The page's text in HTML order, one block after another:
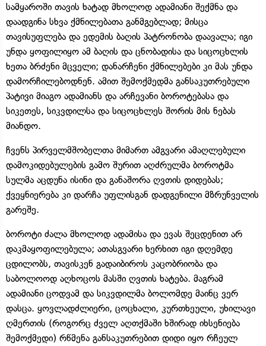
სამყაროში თავის ხატად მხოლოდ ადამიანი შექმნა და
დაადგინა სხვა ქმნილებათა განმგებლად; მისცა
თავისუფლება და ედემის ბაღის პატრონობა დაავალა; იგი
უნდა ყოფილიყო ამ ბაღის და ცნობადისა და სიცოცხლის
ხეთა ბრძენი მცველი; დანარჩენი ქმნილებები კი მას უნდა
დამორჩილებოდნენ. ამით შემოქმედმა განსაკუთრებული
პატივი მიაგო ადამიანს და არჩევანი ბოროტებასა და
სიკეთეს, სიკვდილსა და სიცოცხლეს შორის მის ნებას
მიანდო.
ჩვენს პირველმშობელთა მიმართ ამგვარი ამაღლებული
დამოკიდებულების გამო შურით აღძრულმა ბოროტმა
სულმა აცდუნა ისინი და განაშორა ღვთის დიდებას;
ქვეყნიერება კი დარჩა უფლისგან დადგენილი მზრუნველის
გარეშე.
ბოროტი ძალა მხოლოდ ადამისა და ევას შეცდენით არ
დაკმაყოფილებულა; ათასგვარი ხერხით იგი დღემდე
ცდილობს, თავისკენ გადაიბიროს კაცობრიობა და
საბოლოოდ აღხოცოს მასში ღვთის ხატება. მაგრამ
ადამიანი ცოდვამ და სიკვდილმა ბოლომდე მაინც ვერ
დასცა. ყოვლადძლიერი, ცოცხალი, კურთხეული, უხილავი
ღმერთის (როგორც ძველ აღთქმაში ხშირად იხსენიება
შემოქმედი) რწმენა განსაკუთრებით დიდი იყო რჩეულ